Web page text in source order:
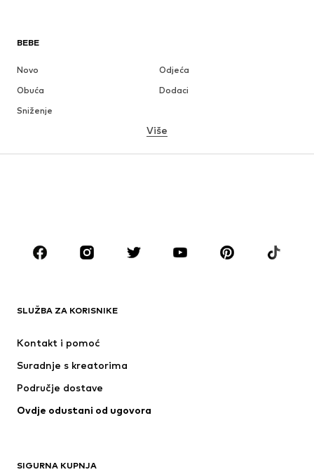
BEBE
Novo
Odjeća
Obuća
Dodaci
Sniženje
MODNE MARKE
ADIDAS SPORTSWEAR
ADIDAS PERFORMANCE
Više
SLUŽBA ZA KORISNIKE
Kontakt i pomoć
Suradnje s kreatorima
Područje dostave
Ovdje odustani od ugovora
SIGURNA KUPNJA